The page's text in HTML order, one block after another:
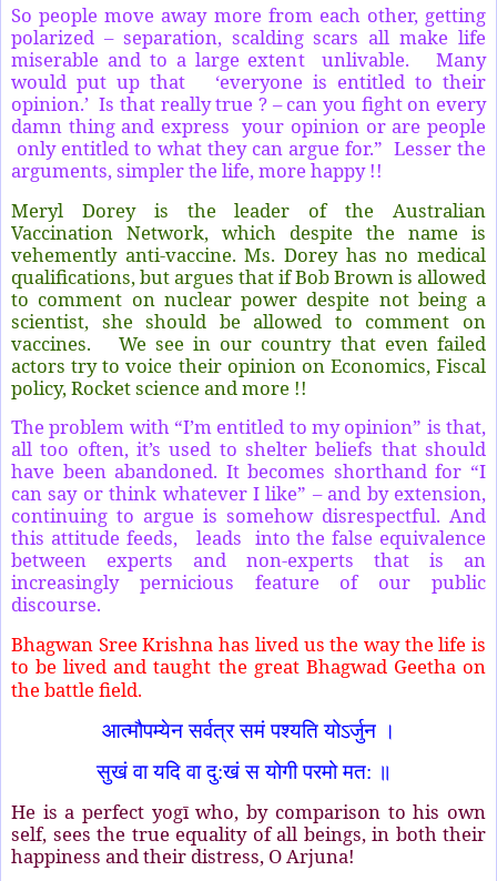
So people move away more from each other, getting
polarized – separation, scalding scars all make life
miserable and to a large extent unlivable. Many
would put up that ‘everyone is entitled to their
opinion.’ Is that really true ? – can you fight on every
damn thing and express your opinion or are people
only entitled to what they can argue for.” Lesser the
arguments, simpler the life, more happy !!
Meryl Dorey is the leader of the Australian
Vaccination Network, which despite the name is
vehemently anti-vaccine. Ms. Dorey has no medical
qualifications, but argues that if Bob Brown is allowed
to comment on nuclear power despite not being a
scientist, she should be allowed to comment on
vaccines. We see in our country that even failed
actors try to voice their opinion on Economics, Fiscal
policy, Rocket science and more !!
The problem with “I’m entitled to my opinion” is that,
all too often, it’s used to shelter beliefs that should
have been abandoned. It becomes shorthand for “I
can say or think whatever I like” – and by extension,
continuing to argue is somehow disrespectful. And
this attitude feeds, leads into the false equivalence
between experts and non-experts that is an
increasingly pernicious feature of our public
discourse.
Bhagwan Sree Krishna has lived us the way the life is
to be lived and taught the great Bhagwad Geetha on
the battle field.
आत्मौपम्येन सर्वत्र समं पश्यति योऽर्जुन ।
सुखं वा यदि वा दु:खं स योगी परमो मत: ॥
He is a perfect yogī who, by comparison to his own
self, sees the true equality of all beings, in both their
happiness and their distress, O Arjuna!